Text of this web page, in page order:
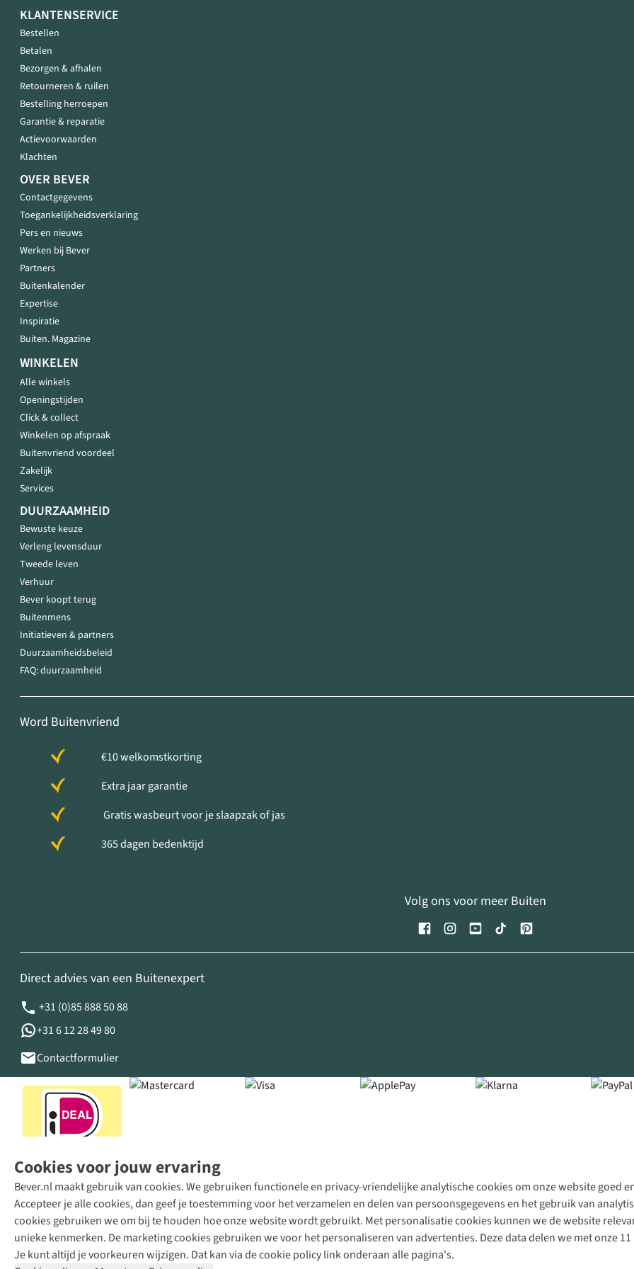
Cookies voor jouw ervaring
Bever.nl maakt gebruik van cookies. We gebruiken functionele en privacy-vriendelijke analytische cookies om onze website goed
Accepteer je alle cookies, dan geef je toestemming voor het verzamelen en delen van persoonsgegevens en het gebruik van
cookies gebruiken we om bij te houden hoe onze website wordt gebruikt. Met personalisatie cookies kunnen we de website
unieke kenmerken. De marketing cookies gebruiken we voor het personaliseren van advertenties. Deze data delen we met onze
Je kunt altijd je voorkeuren wijzigen. Dat kan via de cookie policy link onderaan alle pagina's.
KLANTENSERVICE
Bestellen
Betalen
Bezorgen & afhalen
Retourneren & ruilen
Bestelling herroepen
Garantie & reparatie
Actievoorwaarden
Klachten
OVER BEVER
Contactgegevens
Toegankelijkheidsverklaring
Pers en nieuws
Werken bij Bever
Partners
Buitenkalender
Expertise
Inspiratie
Buiten. Magazine
WINKELEN
Alle winkels
Openingstijden
Click & collect
Winkelen op afspraak
Buitenvriend voordeel
Zakelijk
Services
DUURZAAMHEID
Bewuste keuze
Verleng levensduur
Tweede leven
Verhuur
Bever koopt terug
Buitenmens
Initiatieven & partners
Duurzaamheidsbeleid
FAQ: duurzaamheid
Word Buitenvriend
€10 welkomstkorting
Extra jaar garantie
Gratis wasbeurt voor je slaapzak of jas
365 dagen bedenktijd
Volg ons voor meer Buiten
Direct advies van een Buitenexpert
+31 (0)85 888 50 88
+31 6 12 28 49 80
Contactformulier